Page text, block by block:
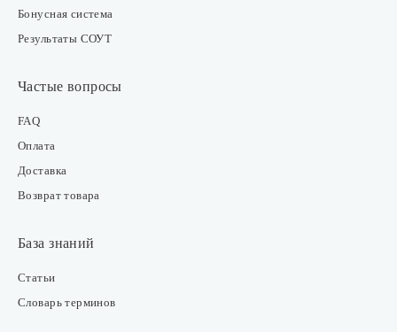
Бонусная система
Результаты СОУТ
Частые вопросы
FAQ
Оплата
Доставка
Возврат товара
База знаний
Статьи
Словарь терминов